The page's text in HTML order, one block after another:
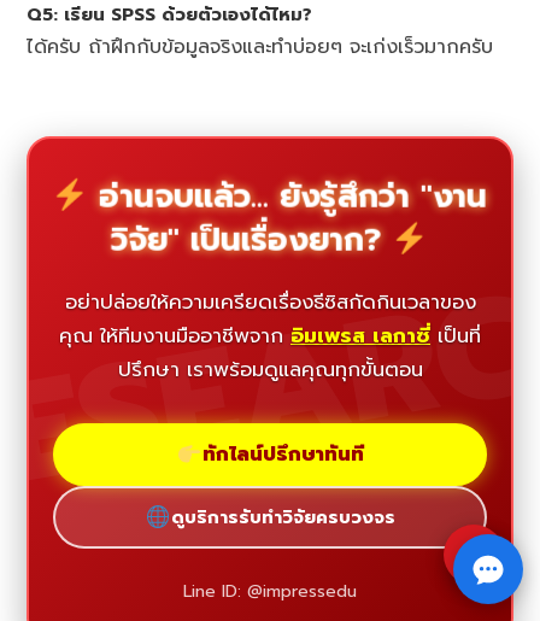
Q5: เรียน SPSS ด้วยตัวเองได้ไหม?
ได้ครับ ถ้าฝึกกับข้อมูลจริงและทำบ่อยๆ จะเก่งเร็วมากครับ
อ่านจบแล้ว... ยังรู้สึกว่า "งาน
วิจัย" เป็นเรื่องยาก?
อย่าปล่อยให้ความเครียดเรื่องธีซิสกัดกินเวลาของ
คุณ ให้ทีมงานมืออาชีพจาก อิมเพรส เลกาซี่ เป็นที่
ปรึกษา เราพร้อมดูแลคุณทุกขั้นตอน
ทักไลน์ปรึกษาทันที
ดูบริการรับทำวิจัยครบวงจร
Line ID: @impressedu
⇧